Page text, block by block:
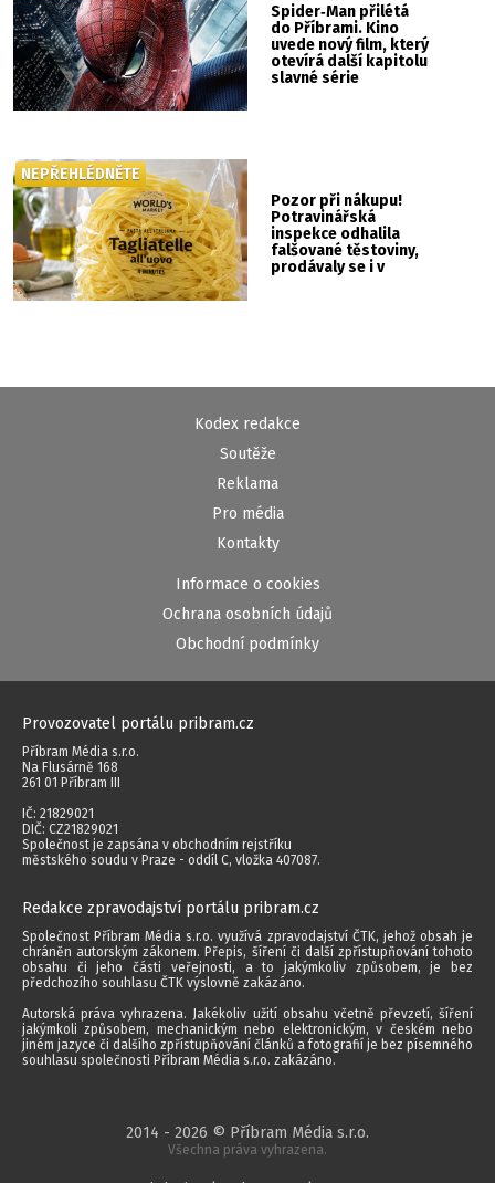
Spider‑Man přilétá
do Příbrami. Kino
uvede nový film, který
otevírá další kapitolu
slavné série
Pozor při nákupu!
Potravinářská
inspekce odhalila
falšované těstoviny,
prodávaly se i v
NEPŘEHLÉDNĚTE
Kodex redakce
Soutěže
Reklama
Pro média
Kontakty
Informace o cookies
Ochrana osobních údajů
Obchodní podmínky
Provozovatel portálu pribram.cz
Příbram Média s.r.o.
Na Flusárně 168
261 01 Příbram III
IČ: 21829021
DIČ: CZ21829021
Společnost je zapsána v obchodním rejstříku
městského soudu v Praze - oddíl C, vložka 407087.
Redakce zpravodajství portálu pribram.cz
Společnost Příbram Média s.r.o. využívá zpravodajství ČTK, jehož obsah je
chráněn autorským zákonem. Přepis, šíření či další zpřístupňování tohoto
obsahu či jeho části veřejnosti, a to jakýmkoliv způsobem, je bez
předchozího souhlasu ČTK výslovně zakázáno.
Autorská práva vyhrazena. Jakékoliv užití obsahu včetně převzetí, šíření
jakýmkoli způsobem, mechanickým nebo elektronickým, v českém nebo
jiném jazyce či dalšího zpřístupňování článků a fotografií je bez písemného
souhlasu společnosti Příbram Média s.r.o. zakázáno.
2014 - 2026 © Příbram Média s.r.o.
Všechna práva vyhrazena.